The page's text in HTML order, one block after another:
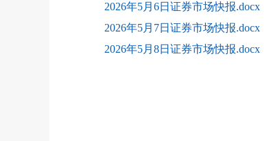
2026年5月6日证券市场快报.docx
2026年5月7日证券市场快报.docx
2026年5月8日证券市场快报.docx